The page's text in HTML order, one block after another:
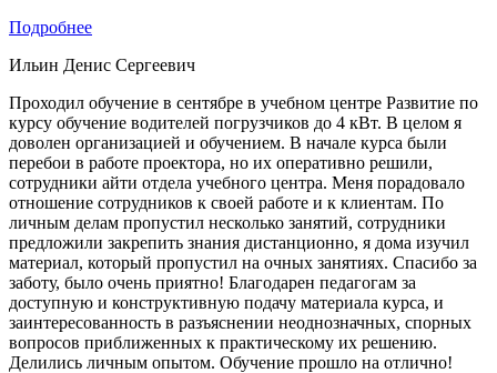
Подробнее
Ильин Денис Сергеевич
Проходил обучение в сентябре в учебном центре Развитие по
курсу обучение водителей погрузчиков до 4 кВт. В целом я
доволен организацией и обучением. В начале курса были
перебои в работе проектора, но их оперативно решили,
сотрудники айти отдела учебного центра. Меня порадовало
отношение сотрудников к своей работе и к клиентам. По
личным делам пропустил несколько занятий, сотрудники
предложили закрепить знания дистанционно, я дома изучил
материал, который пропустил на очных занятиях. Спасибо за
заботу, было очень приятно! Благодарен педагогам за
доступную и конструктивную подачу материала курса, и
заинтересованность в разъяснении неоднозначных, спорных
вопросов приближенных к практическому их решению.
Делились личным опытом. Обучение прошло на отлично!